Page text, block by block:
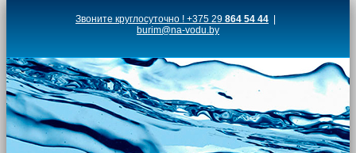
content
Звоните круглосуточно ! +375 29 864 54 44
burim@na-vodu.by